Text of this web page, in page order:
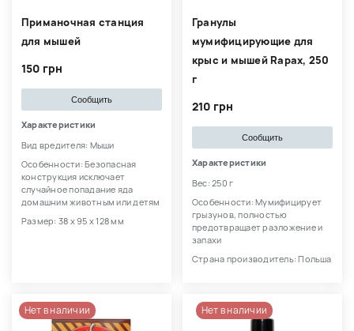
Приманочная станция
для мышей
150 грн
Сообщить
Характеристики
Вид вредителя: Мыши
Особенности: Безопасная
конструкция исключает
случайное попадание яда
домашним животным или детям
Размер: 38 х 95 х 128 мм
Гранулы
мумифицирующие для
крыс и мышей Rapax, 250
г
210 грн
Сообщить
Характеристики
Вес: 250 г
Особенности: Мумифицирует
грызунов, полностью
предотвращает разложение и
запахи
Страна производитель: Польша
Нет в наличии Нет в наличии